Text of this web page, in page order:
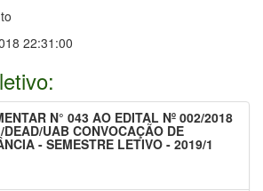
22:31:00
N° 043 AO EDITAL Nº 002/2018
UAB CONVOCAÇÃO DE
- SEMESTRE LETIVO - 2019/1